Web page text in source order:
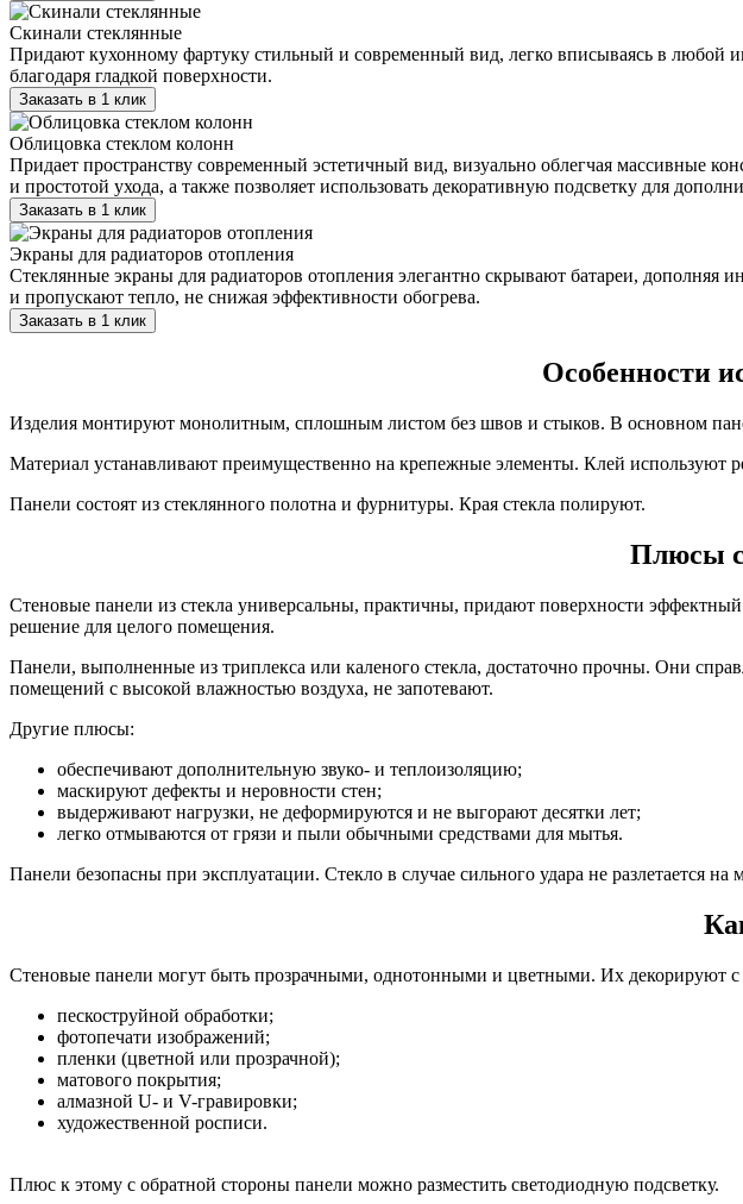
Скинали стеклянные
Придают кухонному фартуку стильный и современный вид, легко вписываясь в любой
благодаря гладкой поверхности.
Заказать в 1 клик
Облицовка стеклом колонн
Придает пространству современный эстетичный вид, визуально облегчая массивные
и простотой ухода, а также позволяет использовать декоративную подсветку для
Заказать в 1 клик
Экраны для радиаторов отопления
Стеклянные экраны для радиаторов отопления элегантно скрывают батареи,
и пропускают тепло, не снижая эффективности обогрева.
Заказать в 1 клик
Особенности
Изделия монтируют монолитным, сплошным листом без швов и стыков. В основном
Материал устанавливают преимущественно на крепежные элементы. Клей используют
Панели состоят из стеклянного полотна и фурнитуры. Края стекла полируют.
Плюсы
Стеновые панели из стекла универсальны, практичны, придают поверхности
решение для целого помещения.
Панели, выполненные из триплекса или каленого стекла, достаточно прочны. Они
помещений с высокой влажностью воздуха, не запотевают.
Другие плюсы:
обеспечивают дополнительную звуко- и теплоизоляцию;
маскируют дефекты и неровности стен;
выдерживают нагрузки, не деформируются и не выгорают десятки лет;
легко отмываются от грязи и пыли обычными средствами для мытья.
Панели безопасны при эксплуатации. Стекло в случае сильного удара не разлетается
Стеновые панели могут быть прозрачными, однотонными и цветными. Их декорируют
пескоструйной обработки;
фотопечати изображений;
пленки (цветной или прозрачной);
матового покрытия;
алмазной U- и V-гравировки;
художественной росписи.
Плюс к этому с обратной стороны панели можно разместить светодиодную подсветку.